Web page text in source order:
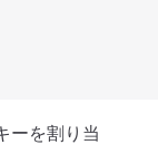
ーを割り当